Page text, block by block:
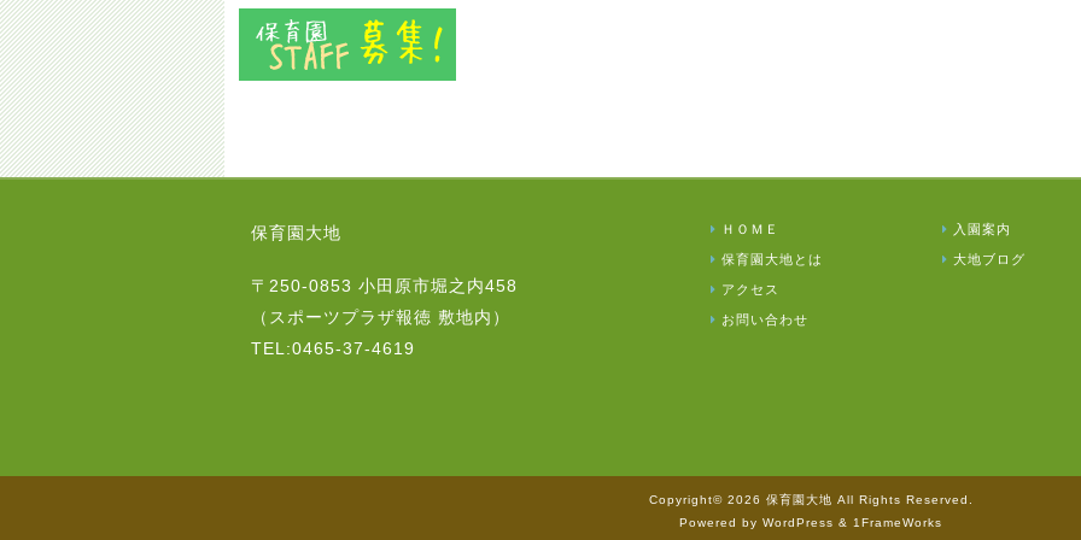
保育園大地
〒250-0853 小田原市堀之内458
（スポーツプラザ報徳 敷地内）
TEL:0465-37-4619
ＨＯＭＥ
保育園大地とは
アクセス
お問い合わせ
入園案内
大地ブログ
Copyright© 2026 保育園大地 All Rights Reserved.
Powered by WordPress & 1FrameWorks